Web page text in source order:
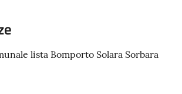
lista Bomporto Solara Sorbara